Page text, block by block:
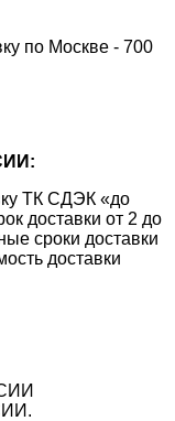
по Москве - 700
ТК СДЭК «до
доставки от 2 до
сроки доставки
доставки